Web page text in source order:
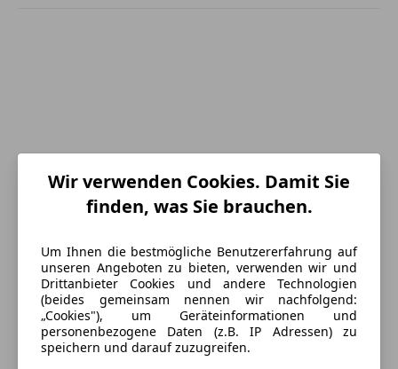
Energieverbrauch
Anderer Energieträger Strom
Wir verwenden Cookies. Damit Sie
finden, was Sie brauchen.
Um Ihnen die bestmögliche Benutzererfahrung auf
unseren Angeboten zu bieten, verwenden wir und
Drittanbieter Cookies und andere Technologien
(beides gemeinsam nennen wir nachfolgend:
„Cookies"), um Geräteinformationen und
personenbezogene Daten (z.B. IP Adressen) zu
speichern und darauf zuzugreifen.